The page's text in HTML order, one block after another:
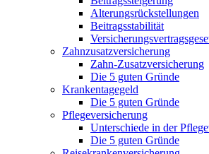
Alterungsrückstellungen
Beitragsstabilität
Zahnzusatzversicherung
Zahn-Zusatzversicherung
Die 5 guten Gründe
Krankentagegeld
Die 5 guten Gründe
Pflegeversicherung
Unterschiede in der
Die 5 guten Gründe